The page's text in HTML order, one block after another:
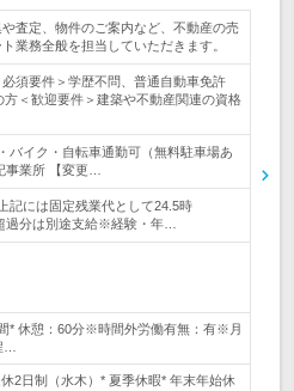
査定、物件のご案内など、不動産の売
業務全般を担当していただきます。
須要件＞学歴不問、普通自動車免許
方＜歓迎要件＞建築や不動産関連の資格
イク・自転車通勤可（無料駐車場あ
事業所 【変更…
記には固定残業代として24.5時
分は別途支給※経験・年…
* 休憩：60分※時間外労働有無：有※月
…
2日制（水木）* 夏季休暇* 年末年始休